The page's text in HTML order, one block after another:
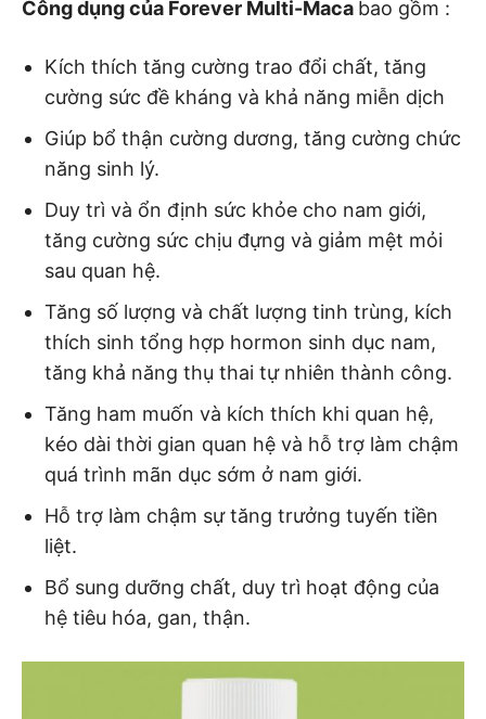
Công dụng của Forever Multi-Maca bao gồm :
Kích thích tăng cường trao đổi chất, tăng
cường sức đề kháng và khả năng miễn dịch
Giúp bổ thận cường dương, tăng cường chức
năng sinh lý.
Duy trì và ổn định sức khỏe cho nam giới,
tăng cường sức chịu đựng và giảm mệt mỏi
sau quan hệ.
Tăng số lượng và chất lượng tinh trùng, kích
thích sinh tổng hợp hormon sinh dục nam,
tăng khả năng thụ thai tự nhiên thành công.
Tăng ham muốn và kích thích khi quan hệ,
kéo dài thời gian quan hệ và hỗ trợ làm chậm
quá trình mãn dục sớm ở nam giới.
Hỗ trợ làm chậm sự tăng trưởng tuyến tiền
liệt.
Bổ sung dưỡng chất, duy trì hoạt động của
hệ tiêu hóa, gan, thận.